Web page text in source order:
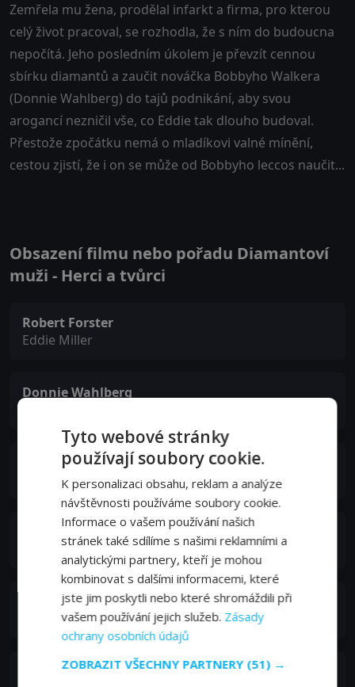
Zemřela mu žena, prodělal infarkt a firma, pro kterou
celý život pracoval, se rozhodla, že s ním do budoucna
nepočítá. Jeho posledním úkolem je převzít cennou
sbírku diamantů a zaučit nováčka Bobbyho Walkera
(Donnie Wahlberg) do tajů podnikání, aby svou
arogancí nezničil vše, co Eddie tak dlouho budoval.
Přestože zpočátku nemá o mladíkovi valné mínění,
cestou zjistí, že i on se může od Bobbyho leccos naučit...
Obsazení filmu nebo pořadu Diamantoví
muži - Herci a tvůrci
Robert Forster
Eddie Miller
Donnie Wahlberg
Bess Armstrong
Katie Harnish
Jasmine Guy
KaDee Strickland
Monica
Kristin Minter
Tyto webové stránky
používají soubory cookie.
K personalizaci obsahu, reklam a analýze
návštěvnosti používáme soubory cookie.
Informace o vašem používání našich
stránek také sdílíme s našimi reklamními a
analytickými partnery, kteří je mohou
kombinovat s dalšími informacemi, které
jste jim poskytli nebo které shromáždili při
vašem používání jejich služeb. Zásady
ochrany osobních údajů
ZOBRAZIT VŠECHNY PARTNERY (51) →